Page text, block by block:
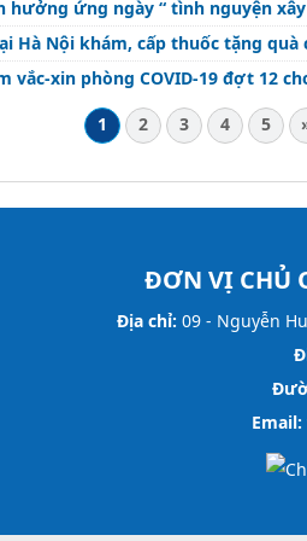
hưởng ứng ngày “ tình nguyện
Hà Nội khám, cấp thuốc tặng
vắc-xin phòng COVID-19 đợt 12
1
2 3 4 5
ĐƠN VỊ CHỦ
Địa chỉ: 09 - Nguyễn
Email: